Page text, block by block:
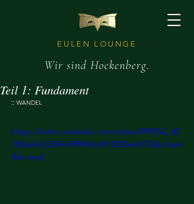
EULEN LOUNGE
Wir sind Hockenberg.
Teil 1: Fundament
:: WANDEL
https://video.wixstatic.com/video/999254_d0
7863e4a53349e98f94b9d413059ee9/720p/mp4
/file.mp4